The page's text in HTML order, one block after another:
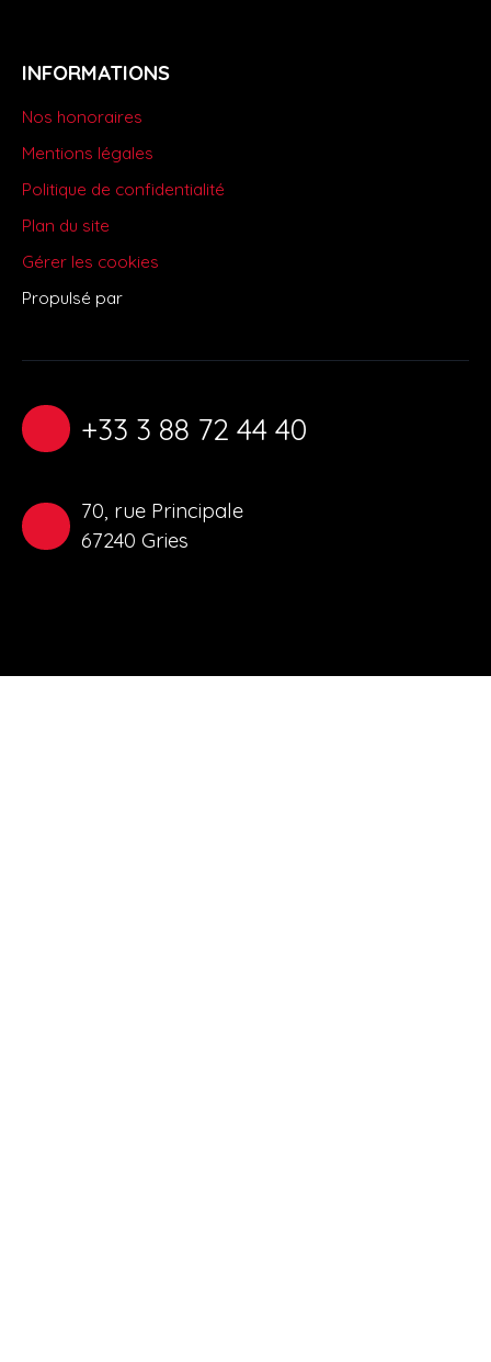
INFORMATIONS
Nos honoraires
Mentions légales
Politique de confidentialité
Plan du site
Gérer les cookies
Propulsé par
+33 3 88 72 44 40
70, rue Principale
67240 Gries